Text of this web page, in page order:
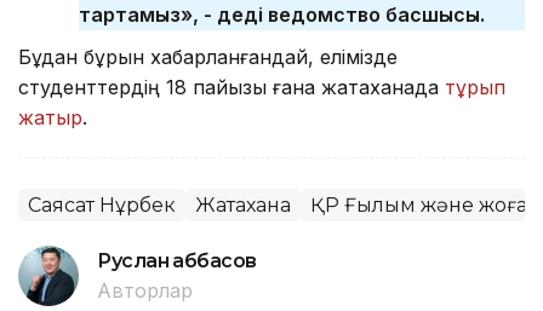
тартамыз», - деді ведомство басшысы.
Бұдан бұрын хабарланғандай, елімізде
студенттердің 18 пайызы ғана жатақханада тұрып
жатыр.
Саясат Нұрбек Жатақхана ҚР Ғылым және жоғары
Руслан Ғаббасов
Авторлар